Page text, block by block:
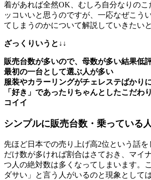
着があれば全然OK、むしろ自分なりのこ
ッコいいと思うのですが、一応なぜこう
てしまうのかについて解説していきたい
ざっくりいうと↓↓
販売台数が多いので、母数が多い結果低
最初の一台として選ぶ人が多い
服装やカラーリングがチェレステばかり
「好き」であったりちゃんとしたこだわ
コイイ
シンプルに販売台数・乗っている
先ほど日本での売り上げ高2位という話
だけ数が多ければ割合はさておき、マイ
つ人の絶対数は多くなってしまいます。
ダサい」と言う人がいるのと現象として